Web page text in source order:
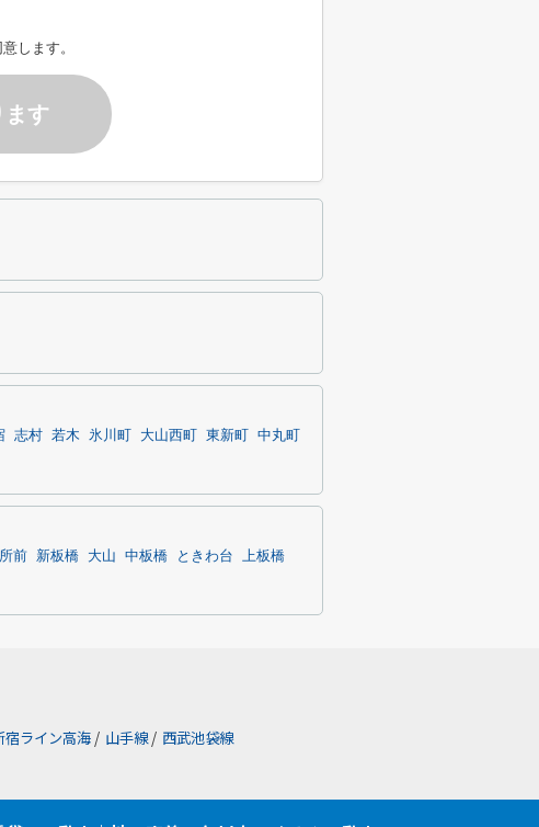
します。
ます
志村 若木 氷川町 大山西町 東新町
中丸町
前 新板橋 大山 中板橋 ときわ台
上板橋
宿ライン高海 / 山手線 / 西武池袋線